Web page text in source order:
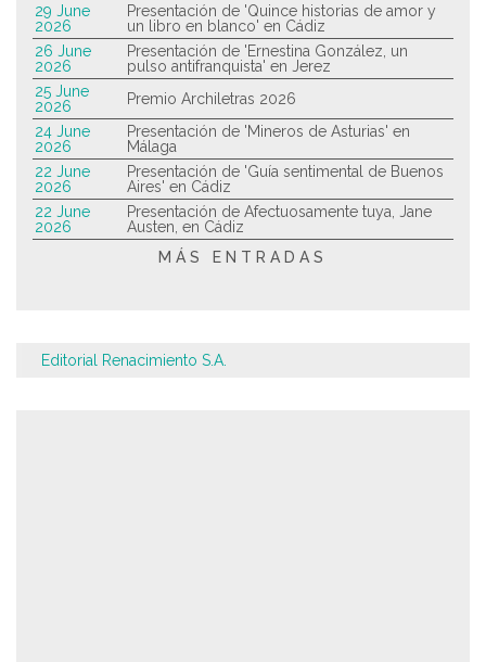
29 June
2026
Presentación de 'Quince historias de amor y
un libro en blanco' en Cádiz
26 June
2026
Presentación de 'Ernestina González, un
pulso antifranquista' en Jerez
25 June
2026
Premio Archiletras 2026
24 June
2026
Presentación de 'Mineros de Asturias' en
Málaga
22 June
2026
Presentación de 'Guía sentimental de Buenos
Aires' en Cádiz
22 June
2026
Presentación de Afectuosamente tuya, Jane
Austen, en Cádiz
MÁS ENTRADAS
Editorial Renacimiento S.A.